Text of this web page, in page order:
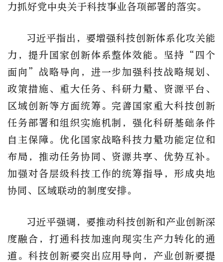
力抓好党中央关于科技事业各项部署的落实。
习近平指出，要增强科技创新体系化攻关能
力，提升国家创新体系整体效能。坚持“四个
面向”战略导向，进一步加强科技战略规划、
政策措施、重大任务、科研力量、资源平台、
区域创新等方面统筹。完善国家重大科技创新
任务部署和组织实施机制，强化科研基础条件
自主保障。优化国家战略科技力量功能定位和
布局，推动任务协同、资源共享、优势互补。
加强对各层级科技工作的统筹指导，形成央地
协同、区域联动的制度安排。
习近平强调，要推动科技创新和产业创新深
度融合，打通科技加速向现实生产力转化的通
道。科技创新要突出应用导向，产业创新要提